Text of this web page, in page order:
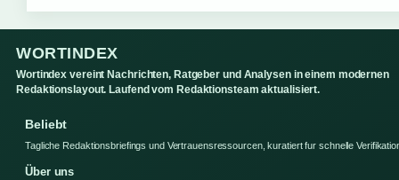
WORTINDEX
Wortindex vereint Nachrichten, Ratgeber und Analysen in einem modernen
Redaktionslayout. Laufend vom Redaktionsteam aktualisiert.
Beliebt
Tagliche Redaktionsbriefings und Vertrauensressourcen, kuratiert fur schnelle
Über uns